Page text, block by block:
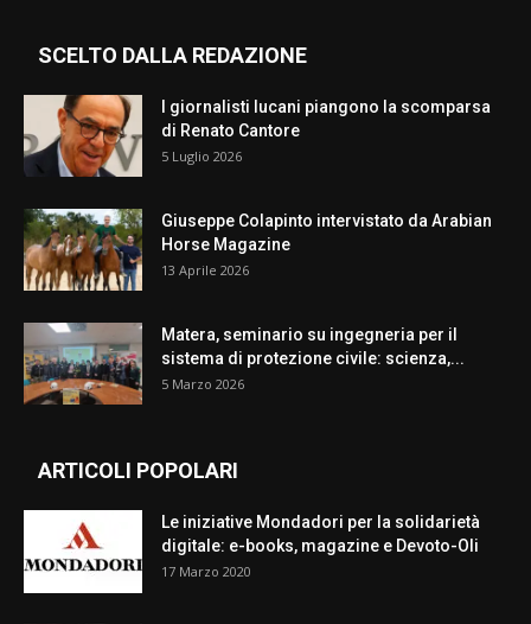
SCELTO DALLA REDAZIONE
I giornalisti lucani piangono la scomparsa
di Renato Cantore
5 Luglio 2026
Giuseppe Colapinto intervistato da Arabian
Horse Magazine
13 Aprile 2026
Matera, seminario su ingegneria per il
sistema di protezione civile: scienza,...
5 Marzo 2026
ARTICOLI POPOLARI
Le iniziative Mondadori per la solidarietà
digitale: e-books, magazine e Devoto-Oli
17 Marzo 2020